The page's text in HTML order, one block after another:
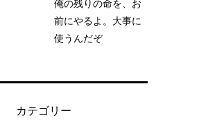
俺の残りの命を、お
前にやるよ。大事に
使うんだぞ
カテゴリー